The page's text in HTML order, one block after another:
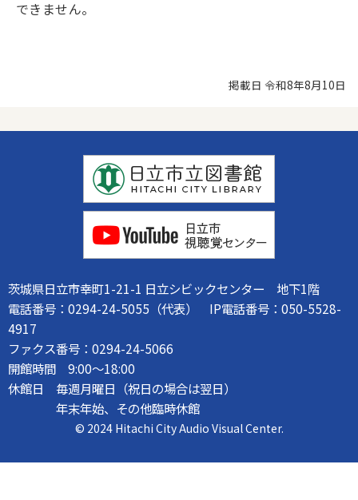
できません。
掲載日 令和8年8月10日
茨城県日立市幸町1-21-1 日立シビックセンター 地下1階
電話番号：0294-24-5055（代表） IP電話番号：050-5528-
4917
ファクス番号：0294-24-5066
開館時間 9:00～18:00
休館日 毎週月曜日（祝日の場合は翌日）
年末年始、その他臨時休館
© 2024 Hitachi City Audio Visual Center.